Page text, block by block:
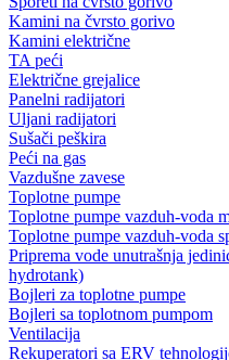
Kamini na čvrsto gorivo
Kamini električne
TA peći
Električne grejalice
Panelni radijatori
Uljani radijatori
Sušači peškira
Peći na gas
Vazdušne zavese
Toplotne pumpe
Toplotne pumpe vazduh-voda
Toplotne pumpe vazduh-voda
Priprema vode unutrašnja
hydrotank)
Bojleri za toplotne pumpe
Bojleri sa toplotnom pumpom
Ventilacija
Rekuperatori sa ERV